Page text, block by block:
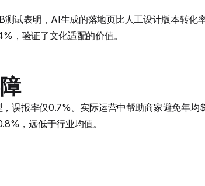
试表明，AI生成的落地页比人工设计版本转化
，验证了文化适配的价值。
误报率仅0.7%。实际运营中帮助商家避免年均
，远低于行业均值。